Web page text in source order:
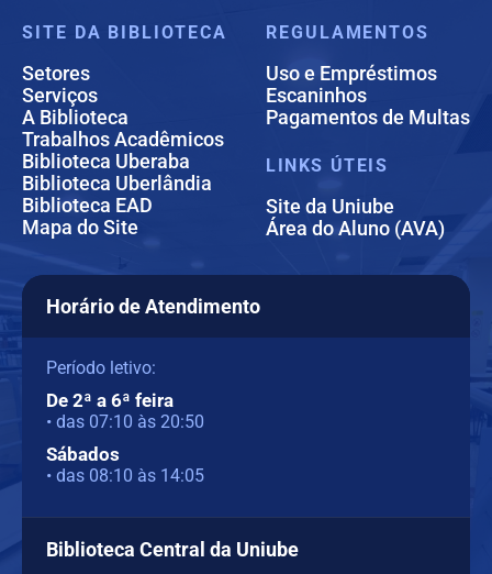
SITE DA BIBLIOTECA
Setores
Serviços
A Biblioteca
Trabalhos Acadêmicos
Biblioteca Uberaba
Biblioteca Uberlândia
Biblioteca EAD
Mapa do Site
REGULAMENTOS
Uso e Empréstimos
Escaninhos
Pagamentos de Multas
LINKS ÚTEIS
Site da Uniube
Área do Aluno (AVA)
Horário de Atendimento
Período letivo:
De 2ª a 6ª feira
• das 07:10 às 20:50
Sábados
• das 08:10 às 14:05
Biblioteca Central da Uniube